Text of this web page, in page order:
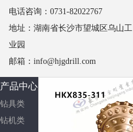
电话咨询：0731-82022767
地址：湖南省长沙市望城区乌山工
业园
邮箱： info@hjgdrill.com
产品中心
钻具类
钻机类